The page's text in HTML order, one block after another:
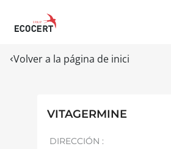
Volver a la página de inici
VITAGERMINE
DIRECCIÓN :